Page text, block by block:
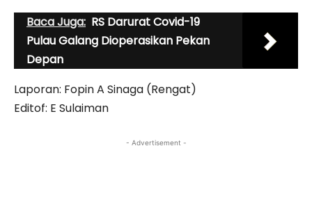
Baca Juga: RS Darurat Covid-19
Pulau Galang Dioperasikan Pekan
Depan
Laporan: Fopin A Sinaga (Rengat)
Editof: E Sulaiman
- Advertisement -